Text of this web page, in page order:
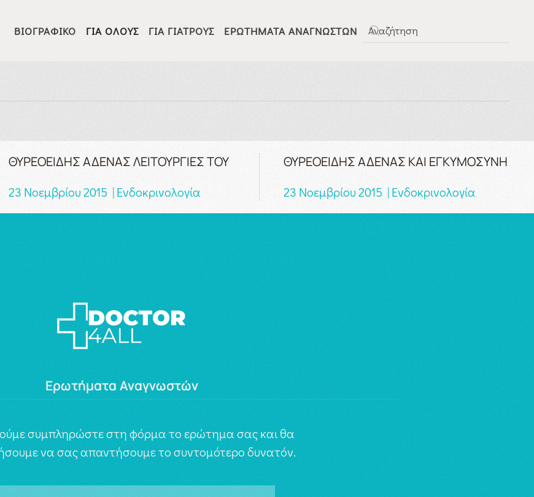
ΒΙΟΓΡΑΦΙΚΌ ΓΙΑ ΌΛΟΥΣ ΓΙΑ ΓΙΑΤΡΟΎΣ
ΕΡΩΤΉΜΑΤΑ ΑΝΑΓΝΩΣΤΏΝ
ΘΥΡΕΟΕΙΔΗΣ ΑΔΕΝΑΣ ΛΕΙΤΟΥΡΓΙΕΣ ΤΟΥ
23 Νοεμβρίου 2015 | Ενδοκρινολογία
ΘΥΡΕΟΕΙΔΗΣ ΑΔΕΝΑΣ ΚΑΙ ΕΓΚΥΜΟΣΥΝΗ
23 Νοεμβρίου 2015 | Ενδοκρινολογία
Ερωτήματα Αναγνωστών
συμπληρώστε στη φόρμα το ερώτημα σας και θα
να σας απαντήσουμε το συντομότερο δυνατόν.